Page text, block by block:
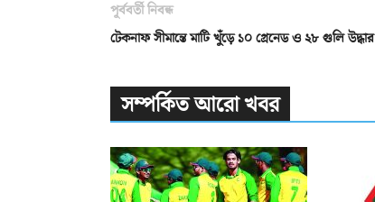
পূর্ববর্তী নিবন্ধ
টেকনাফ সীমান্তে মাটি খুঁড়ে ১০ গ্রেনেড ও ২৮ গুলি উদ্ধার
সম্পর্কিত আরো খবর